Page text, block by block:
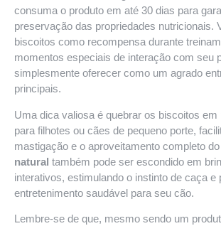
consuma o produto em até 30 dias para
preservação das propriedades nutricionais.
biscoitos como recompensa durante
momentos especiais de interação com seu
simplesmente oferecer como um agrado
principais.
Uma dica valiosa é quebrar os biscoitos
para filhotes ou cães de pequeno porte,
mastigação e o aproveitamento completo
natural também pode ser escondido em
interativos, estimulando o instinto de caça e
entretenimento saudável para seu cão.
Lembre-se de que, mesmo sendo um